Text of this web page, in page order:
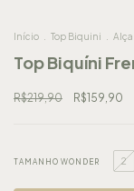
Início Top Biquini
Top Biquíni
R$219,90 R$159,90
TAMANHO WONDER 2